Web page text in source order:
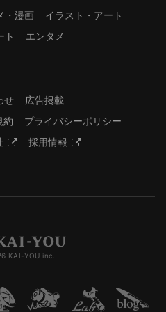
・漫画
イラスト・アート
ト エンタメ
せ
広告掲載
約
プライバシーポリシー
採用情報
KAI-YOU inc.